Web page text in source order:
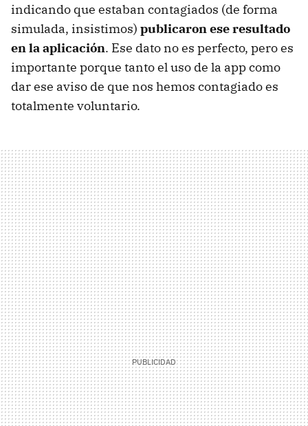
indicando que estaban contagiados (de forma
simulada, insistimos) publicaron ese resultado
en la aplicación. Ese dato no es perfecto, pero es
importante porque tanto el uso de la app como
dar ese aviso de que nos hemos contagiado es
totalmente voluntario.